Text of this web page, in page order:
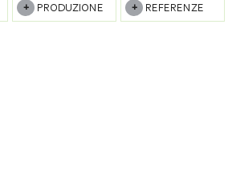
PRODUZIONE REFERENZE